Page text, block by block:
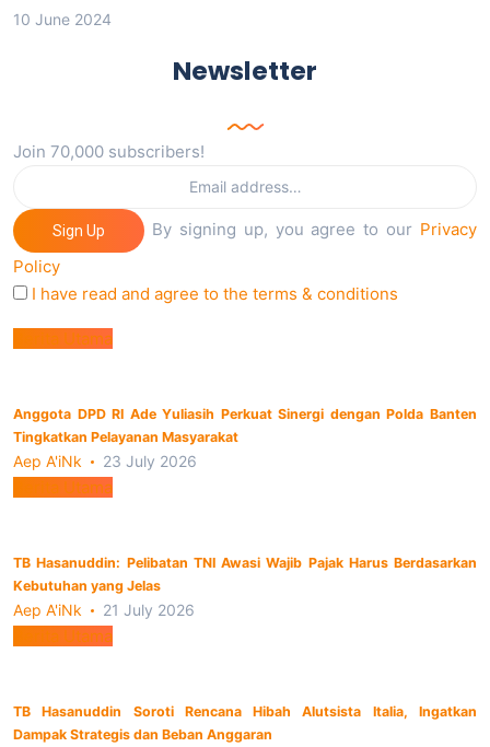
10 June 2024
Newsletter
Join 70,000 subscribers!
Sign Up By signing up, you agree to our Privacy
Policy
I have read and agree to the terms & conditions
Berita Utama
Anggota DPD RI Ade Yuliasih Perkuat Sinergi dengan Polda Banten
Tingkatkan Pelayanan Masyarakat
Aep A'iNk 23 July 2026
Berita Utama
TB Hasanuddin: Pelibatan TNI Awasi Wajib Pajak Harus Berdasarkan
Kebutuhan yang Jelas
Aep A'iNk 21 July 2026
Berita Utama
TB Hasanuddin Soroti Rencana Hibah Alutsista Italia, Ingatkan
Dampak Strategis dan Beban Anggaran